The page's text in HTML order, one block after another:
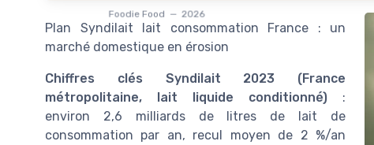
Foodie Food — 2026
Plan Syndilait lait consommation France : un
marché domestique en érosion
Chiffres clés Syndilait 2023 (France
métropolitaine, lait liquide conditionné) :
environ 2,6 milliards de litres de lait de
consommation par an, recul moyen de 2 %/an